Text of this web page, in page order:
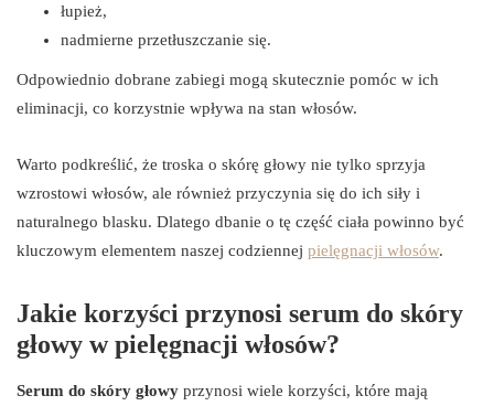
łupież,
nadmierne przetłuszczanie się.
Odpowiednio dobrane zabiegi mogą skutecznie pomóc w ich
eliminacji, co korzystnie wpływa na stan włosów.
Warto podkreślić, że troska o skórę głowy nie tylko sprzyja
wzrostowi włosów, ale również przyczynia się do ich siły i
naturalnego blasku. Dlatego dbanie o tę część ciała powinno być
kluczowym elementem naszej codziennej pielęgnacji włosów.
Jakie korzyści przynosi serum do skóry
głowy w pielęgnacji włosów?
Serum do skóry głowy przynosi wiele korzyści, które mają